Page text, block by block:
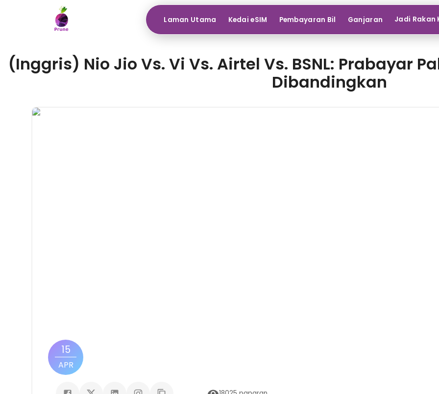
Laman Utama Kedai eSIM Pembayaran Bil Ganjaran Jadi Rakan
(Inggris) Nio Jio Vs. Vi Vs. Airtel Vs. BSNL: Prabayar
Dibandingkan
15
APR